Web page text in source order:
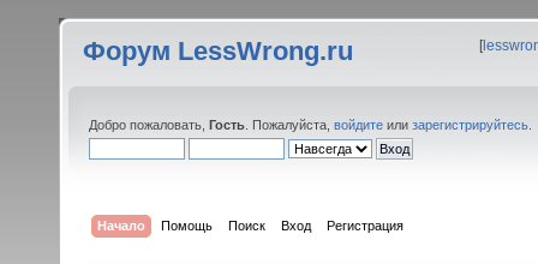
Форум LessWrong.ru [
Добро пожаловать, Гость . Пожалуйста, войдите или зарегистрируйтесь
Начало Помощь Поиск Вход Регистрация